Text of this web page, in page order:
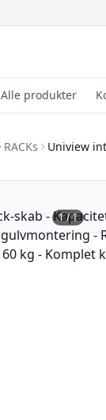
Alle produkter
RACKs Uniview
1/1